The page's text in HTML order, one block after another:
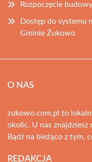
Rozpoczęcie
Dostęp do systemu
Gminie Żukowo
O NAS
zukowo.com.pl to
okolic. U nas znajdziesz
Bądź na bieżąco z tym,
REDAKCJA